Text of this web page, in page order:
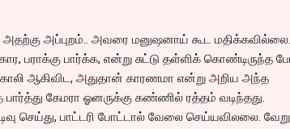
அதற்கு அப்புறம்.. அவரை மனுஷனாய் கூட
பராக்கு பார்க்க, என்று சுட்டு தள்ளிக் கொண்டிருந்த
காலி ஆகிவிட, அதுதான் காரணமா என்று அறிய அந்த
கேமரா ஓனருக்கு கண்ணில் ரத்தம் வடிந்தது.
செய்து, பாட்டரி போட்டால் வேலை செய்யவிலலை. வேறு